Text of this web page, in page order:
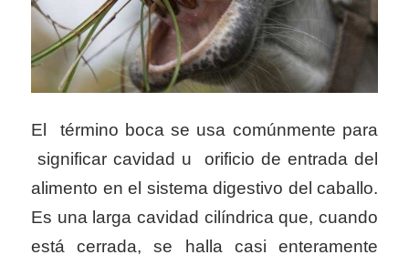
El término boca se usa comúnmente para
significar cavidad u orificio de entrada del
alimento en el sistema digestivo del caballo.
Es una larga cavidad cilíndrica que, cuando
está cerrada, se halla casi enteramente